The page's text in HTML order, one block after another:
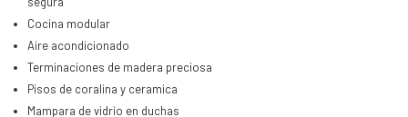
Cocina modular
Aire acondicionado
Terminaciones de madera preciosa
Pisos de coralina y ceramica
Mampara de vidrio en duchas